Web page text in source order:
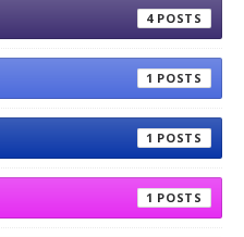
4
1
1
1